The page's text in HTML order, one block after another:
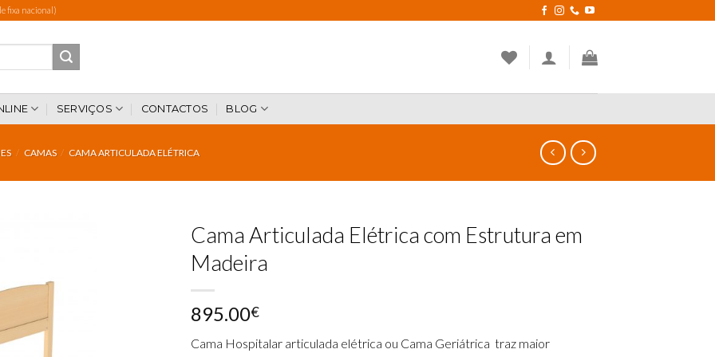
fixa nacional)
SERVIÇOS CONTACTOS BLOG
/ CAMAS / CAMA ARTICULADA ELÉTRICA
Cama Articulada Elétrica com Estrutura em
Madeira
895.00€
Cama Hospitalar articulada elétrica ou Cama Geriátrica traz maior